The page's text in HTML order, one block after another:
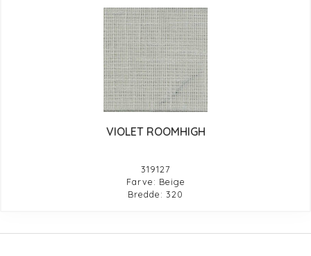
VIOLET ROOMHIGH
319127
Farve: Beige
Bredde: 320